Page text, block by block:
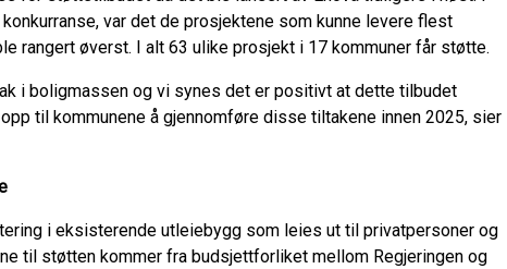
var det de prosjektene som kunne levere flest
rangert øverst. I alt 63 ulike prosjekt i 17 kommuner får støtte.
i boligmassen og vi synes det er positivt at dette tilbudet
til kommunene å gjennomføre disse tiltakene innen 2025, sier
i eksisterende utleiebygg som leies ut til privatpersoner og
til støtten kommer fra budsjettforliket mellom Regjeringen og